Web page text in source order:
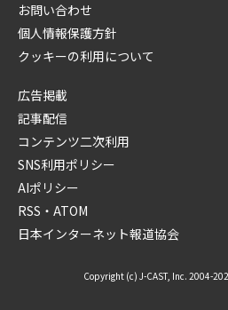
お問い合わせ
個人情報保護方針
クッキーの利用について
広告掲載
記事配信
コンテンツ二次利用
SNS利用ポリシー
AIポリシー
RSS・ATOM
日本インターネット報道協会
Copyright (c) J-CAST, Inc. 2004-